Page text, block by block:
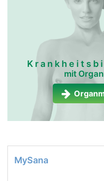
mit
MySana